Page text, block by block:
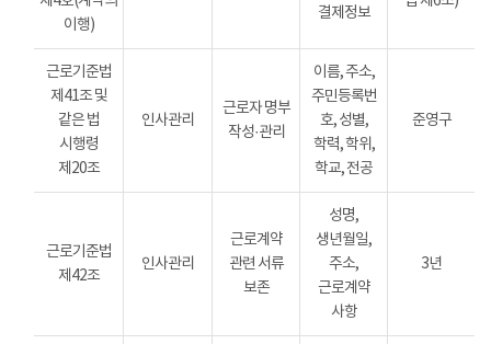
이행)
결제정보
근로기준법
제41조 및
같은 법
시행령
제20조
인사관리
근로자 명부
작성·관리
이름, 주소,
주민등록번
호, 성별,
학력, 학위,
학교, 전공
준영구
근로기준법
제42조
인사관리
근로계약
관련 서류
보존
성명,
생년월일,
주소,
근로계약
사항
3년